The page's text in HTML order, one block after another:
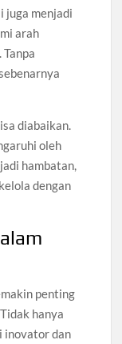
juga menjadi
arah
diabaikan.
oleh
hambatan,
dengan
penting
hanya
inovator dan